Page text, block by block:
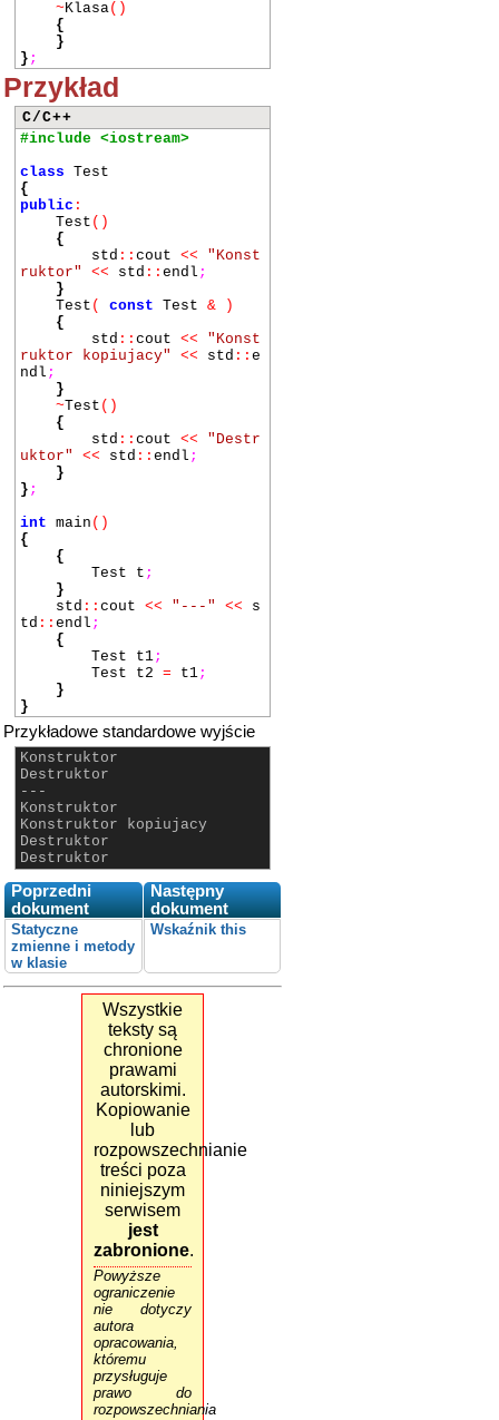
~Klasa()
{
}
} ;
Przykład
C/C++
#include <iostream>
class Test
{
public :
Test ()
{
std :: cout <<
"Konst
ruktor"
<< std :: endl ;
}
Test ( const Test &
)
{
std :: cout <<
"Konst
ruktor kopiujacy"
<< std :: e
ndl ;
}
~Test ()
{
std :: cout <<
"Destr
uktor"
<< std :: endl ;
}
} ;
int main ()
{
{
Test t ;
}
std :: cout << "---" << s
td :: endl ;
{
Test t1;
Test t2 = t1;
}
}
Przykładowe standardowe wyjście
Konstruktor
Destruktor
---
Konstruktor
Konstruktor kopiujacy
Destruktor
Destruktor
Poprzedni
dokument
Następny
dokument
Statyczne
zmienne i metody
w klasie
Wskaźnik this
Wszystkie
teksty są
chronione
prawami
autorskimi.
Kopiowanie
lub
rozpowszechnianie
treści poza
niniejszym
serwisem
jest
zabronione.
Powyższe
ograniczenie
nie dotyczy
autora
opracowania,
któremu
przysługuje
prawo do
rozpowszechniania